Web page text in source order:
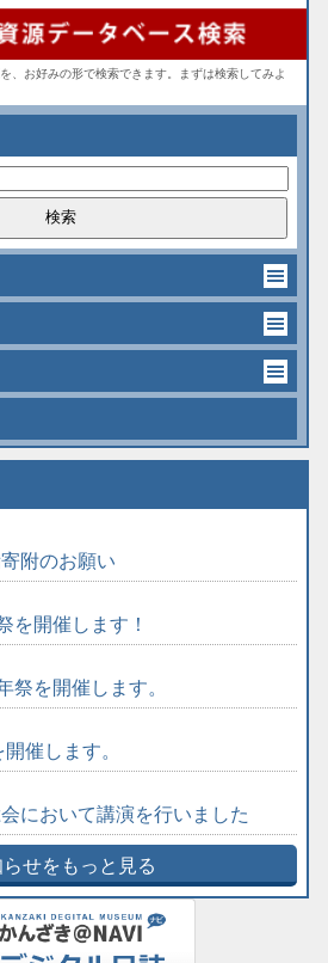
、お好みの形で検索できます。まずは検索してみよ
附のお願い
を開催します！
祭を開催します。
催します。
において講演を行いました
らせをもっと見る